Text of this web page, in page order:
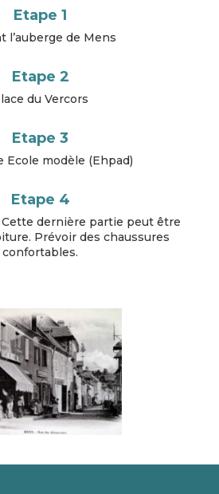
Etape 1
l’auberge de Mens
Etape 2
du Vercors
Etape 3
Ecole modèle (Ehpad)
Etape 4
Cette dernière partie peut être
Prévoir des chaussures
confortables.